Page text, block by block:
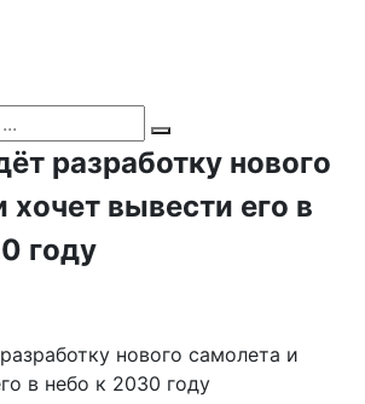
разработку нового
хочет вывести его в
году